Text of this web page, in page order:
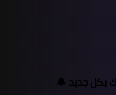
بكل جديد 🔔